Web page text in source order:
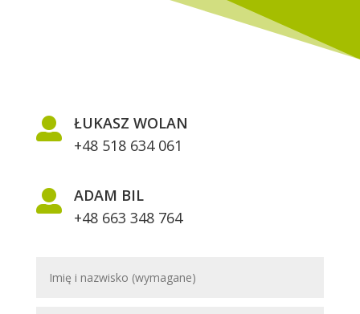

ŁUKASZ WOLAN
+48 518 634 061

ADAM BIL
+48 663 348 764